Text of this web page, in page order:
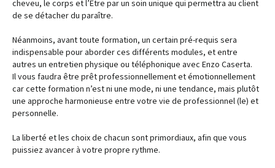
cheveu, le corps et l’Être par un soin unique qui permettra au client
de se détacher du paraître.
Néanmoins, avant toute formation, un certain pré-requis sera
indispensable pour aborder ces différents modules, et entre
autres un entretien physique ou téléphonique avec Enzo Caserta.
Il vous faudra être prêt professionnellement et émotionnellement
car cette formation n’est ni une mode, ni une tendance, mais plutôt
une approche harmonieuse entre votre vie de professionnel (le) et
personnelle.
La liberté et les choix de chacun sont primordiaux, afin que vous
puissiez avancer à votre propre rythme.